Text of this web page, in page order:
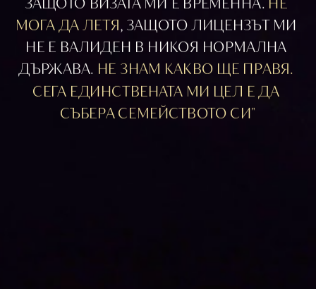
МОГА ДА ЛЕТЯ, ЗАЩОТО ЛИЦЕНЗЪТ МИ
НЕ Е ВАЛИДЕН В НИКОЯ НОРМАЛНА
ДЪРЖАВА. НЕ ЗНАМ КАКВО ЩЕ ПРАВЯ.
СЕГА ЕДИНСТВЕНАТА МИ ЦЕЛ Е ДА
СЪБЕРА СЕМЕЙСТВОТО СИ"